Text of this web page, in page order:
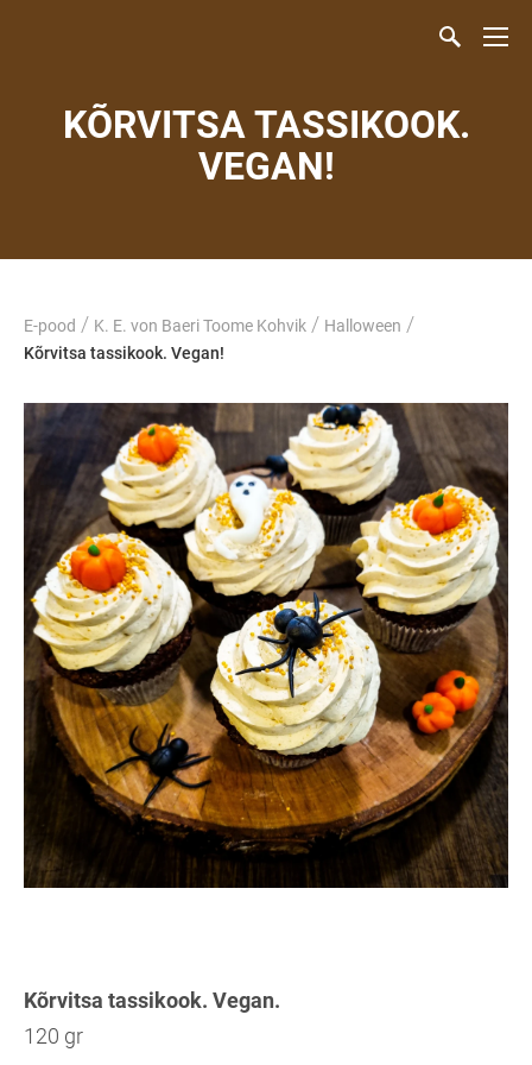
KÕRVITSA TASSIKOOK.
VEGAN!
E-pood / K. E. von Baeri Toome Kohvik / Halloween /
Kõrvitsa tassikook. Vegan!
Kõrvitsa tassikook. Vegan.
120 gr